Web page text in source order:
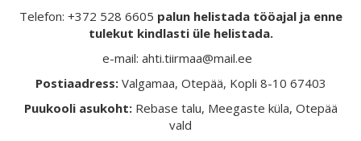
Telefon: +372 528 6605 palun helistada tööajal ja enne
tulekut kindlasti üle helistada.
e-mail: ahti.tiirmaa@mail.ee
Postiaadress: Valgamaa, Otepää, Kopli 8-10 67403
Puukooli asukoht: Rebase talu, Meegaste küla, Otepää
vald